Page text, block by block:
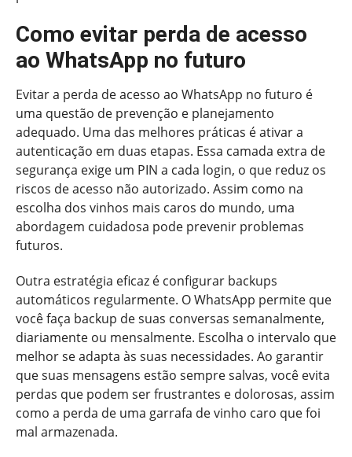
Como evitar perda de acesso
ao WhatsApp no futuro
Evitar a perda de acesso ao WhatsApp no futuro é
uma questão de prevenção e planejamento
adequado. Uma das melhores práticas é ativar a
autenticação em duas etapas. Essa camada extra de
segurança exige um PIN a cada login, o que reduz os
riscos de acesso não autorizado. Assim como na
escolha dos vinhos mais caros do mundo, uma
abordagem cuidadosa pode prevenir problemas
futuros.
Outra estratégia eficaz é configurar backups
automáticos regularmente. O WhatsApp permite que
você faça backup de suas conversas semanalmente,
diariamente ou mensalmente. Escolha o intervalo que
melhor se adapta às suas necessidades. Ao garantir
que suas mensagens estão sempre salvas, você evita
perdas que podem ser frustrantes e dolorosas, assim
como a perda de uma garrafa de vinho caro que foi
mal armazenada.